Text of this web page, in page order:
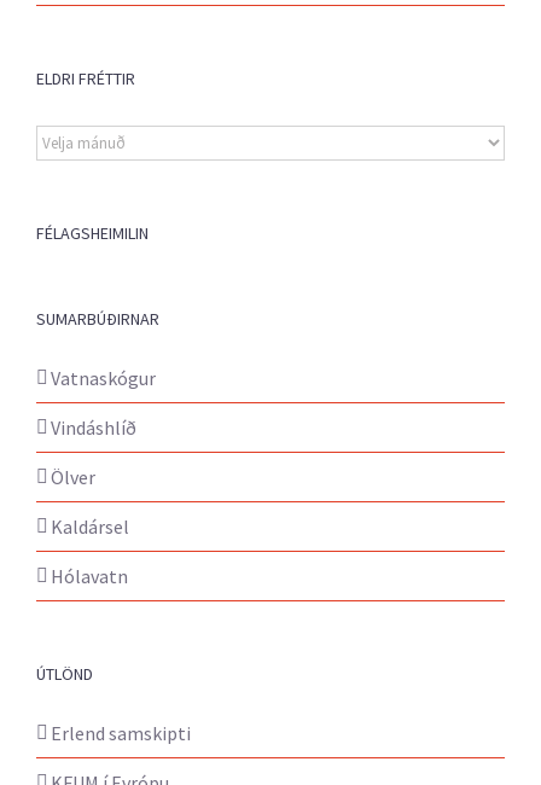
ELDRI FRÉTTIR
Eldri
fréttir
FÉLAGSHEIMILIN
SUMARBÚÐIRNAR
Vatnaskógur
Vindáshlíð
Ölver
Kaldársel
Hólavatn
ÚTLÖND
Erlend samskipti